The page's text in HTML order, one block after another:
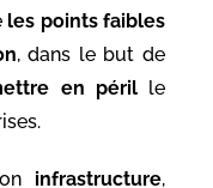
les points faibles
, dans le but de
en pérille
infrastructure,